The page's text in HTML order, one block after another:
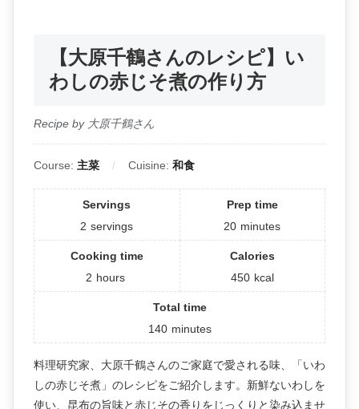
【大原千鶴さんのレシピ】い
わしの赤じそ煮の作り方
Recipe by 大原千鶴さん
Course: 主菜 Cuisine: 和食
Servings
2 servings
Prep time
20 minutes
Cooking time
2 hours
Calories
450 kcal
Total time
140 minutes
料理研究家、大原千鶴さんのご家庭で愛される味、「いわ
しの赤じそ煮」のレシピをご紹介します。新鮮ないわしを
使い、昆布の旨味と赤じその香りをじっくりと染み込ませ